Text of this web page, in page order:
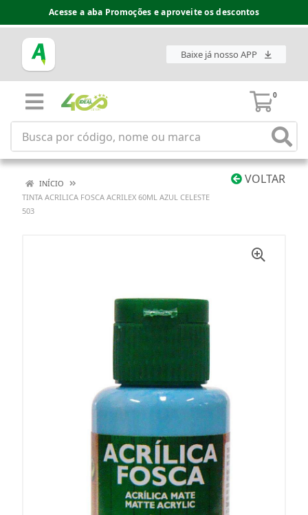
Acesse a aba Promoções e aproveite os descontos
Baixe já nosso APP
0
VOLTAR
INÍCIO
TINTA ACRILICA FOSCA ACRILEX 60ML AZUL CELESTE
503